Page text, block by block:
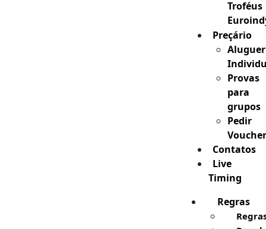
Troféus
Preçário
Aluguer
Provas
para
grupos
Pedir
Voucher
Contatos
Live
Timing
Regras